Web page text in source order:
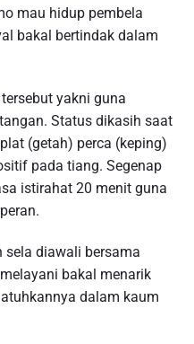
mau hidup pembela
bakal bertindak dalam
yakni guna
Status dikasih saat
(getah) perca (keping)
pada tiang. Segenap
istirahat 20 menit guna
sela diawali bersama
bakal menarik
dalam kaum